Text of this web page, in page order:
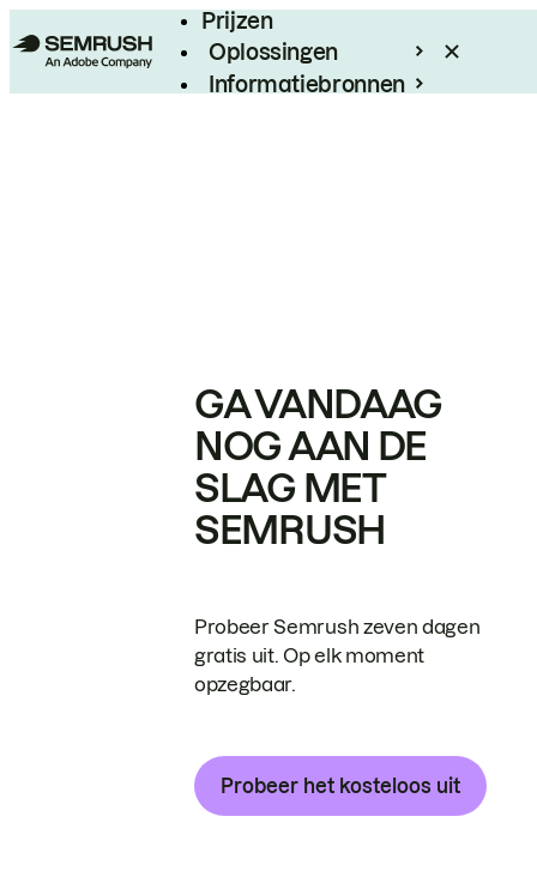
Prijzen
Oplossingen
Informatiebronnen
GA VANDAAG
NOG AAN DE
SLAG MET
SEMRUSH
Probeer Semrush zeven dagen
gratis uit. Op elk moment
opzegbaar.
Probeer het kosteloos uit